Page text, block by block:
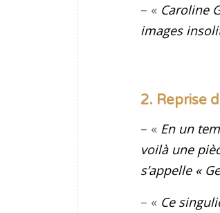
– « Caroline
images
2. Reprise
– « En un
voilà une
s’appelle «
– « Ce